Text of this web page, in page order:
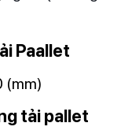
Paallet
(mm)
tải pallet